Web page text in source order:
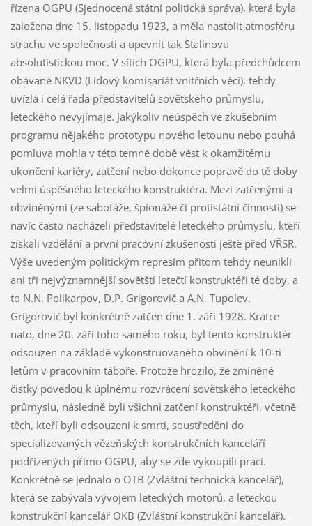
řízena OGPU (Sjednocená státní politická správa), která byla
založena dne 15. listopadu 1923, a měla nastolit atmosféru
strachu ve společnosti a upevnit tak Stalinovu
absolutistickou moc. V sítích OGPU, která byla předchůdcem
obávané NKVD (Lidový komisariát vnitřních věcí), tehdy
uvízla i celá řada představitelů sovětského průmyslu,
leteckého nevyjímaje. Jakýkoliv neúspěch ve zkušebním
programu nějakého prototypu nového letounu nebo pouhá
pomluva mohla v této temné době vést k okamžitému
ukončení kariéry, zatčení nebo dokonce popravě do té doby
velmi úspěšného leteckého konstruktéra. Mezi zatčenými a
obviněnými (ze sabotáže, špionáže či protistátní činnosti) se
navíc často nacházeli představitelé leteckého průmyslu, kteří
získali vzdělání a první pracovní zkušenosti ještě před VŘSR.
Výše uvedeným politickým represím přitom tehdy neunikli
ani tři nejvýznamnější sovětští letečtí konstruktéři té doby, a
to N.N. Polikarpov, D.P. Grigorovič a A.N. Tupolev.
Grigorovič byl konkrétně zatčen dne 1. září 1928. Krátce
nato, dne 20. září toho samého roku, byl tento konstruktér
odsouzen na základě vykonstruovaného obvinění k 10-ti
letům v pracovním táboře. Protože hrozilo, že zmíněné
čistky povedou k úplnému rozvrácení sovětského leteckého
průmyslu, následně byli všichni zatčení konstruktéři, včetně
těch, kteří byli odsouzeni k smrti, soustředěni do
specializovaných vězeňských konstrukčních kanceláří
podřízených přímo OGPU, aby se zde vykoupili prací.
Konkrétně se jednalo o OTB (Zvláštní technická kancelář),
která se zabývala vývojem leteckých motorů, a leteckou
konstrukční kancelář OKB (Zvláštní konstrukční kancelář).